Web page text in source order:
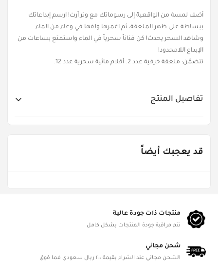
أضف لمسة من الواقعية إلى رسوماتك مع وتر آرت! ارسم إبداعاتك
ببساطة على ظهر الملعقة، ثم اغمرها ولفها في وعاء من الماء
وشاهد السحر يحدث! كن فناناً سحرياً في الماء واستمتع بساعات من
الإبداع اللامحدود!
تتضمّن: ملعقة خزفية عدد 2. أقلام مائية سحرية عدد 12.
تفاصيل المنتج
L 14.5cm, W 3.5cm, H 31cm
قد يعجبك أيضاً
منتجات ذات جودة عالية
تتم مراقبة جودة المنتجات بشكل كامل
شحن مجاني
الشحن مجاني عند الشراء بقيمة ٢٠٠ ريال سعودي فما فوق